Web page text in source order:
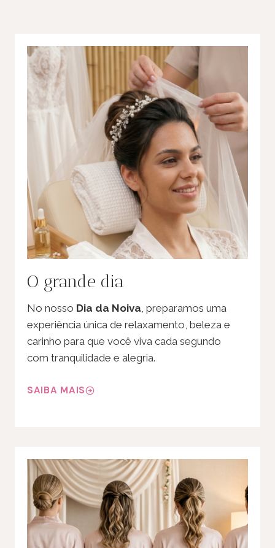
O grande dia
No nosso Dia da Noiva , preparamos uma
experiência única de relaxamento, beleza e
carinho para que você viva cada segundo
com tranquilidade e alegria.
SAIBA MAIS